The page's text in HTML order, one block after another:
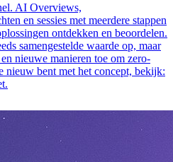
AI Overviews,
en sessies met meerdere stappen
ontdekken en beoordelen.
samengestelde waarde op, maar
nieuwe manieren toe om zero-
nieuw bent met het concept, bekijk: